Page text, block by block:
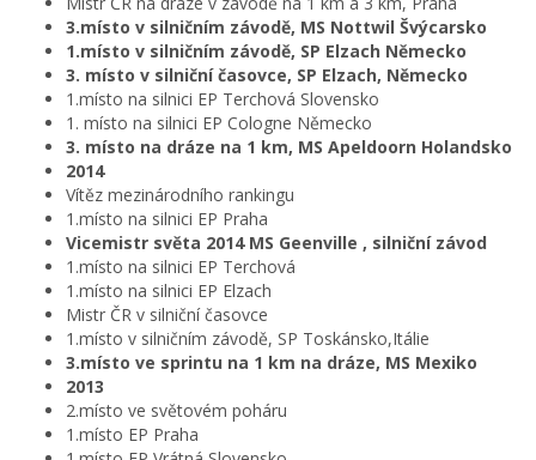
3.místo v silničním závodě, MS Nottwil Švýcarsko
1.místo v silničním závodě, SP Elzach Německo
3. místo v silniční časovce, SP Elzach, Německo
1.místo na silnici EP Terchová Slovensko
1. místo na silnici EP Cologne Německo
3. místo na dráze na 1 km, MS Apeldoorn Holandsko
2014
Vítěz mezinárodního rankingu
1.místo na silnici EP Praha
Vicemistr světa 2014 MS Geenville , silniční závod
1.místo na silnici EP Terchová
1.místo na silnici EP Elzach
Mistr ČR v silniční časovce
1.místo v silničním závodě, SP Toskánsko,Itálie
3.místo ve sprintu na 1 km na dráze, MS Mexiko
2013
2.místo ve světovém poháru
1.místo EP Praha